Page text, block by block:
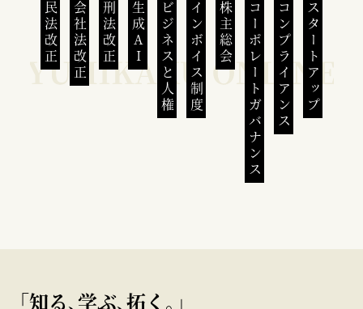
民法改正 会社法改正 刑法改正 生成AI ビジネスと人権インボイス制度 株主総会 コーポレートガバナンスコンプライアンススタートアップ
｢知る､学ぶ､拓く｡｣